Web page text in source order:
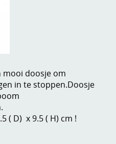
steen
mooi doosje om
in te stoppen.Doosje
( D) x 9.5 ( H) cm !